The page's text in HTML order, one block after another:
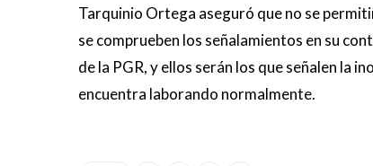
Tarquinio Ortega aseguró que no se
se comprueben los señalamientos en su
de la PGR, y ellos serán los que señalen la
encuentra laborando normalmente.